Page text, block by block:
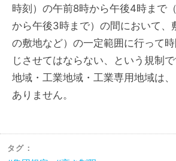
時刻）の午前8時から午後4時まで
から午後3時まで）の間において、
の敷地など）の一定範囲に行って
じさせてはならない、という規制
地域・工業地域・工業専用地域は
ありません。
タグ：